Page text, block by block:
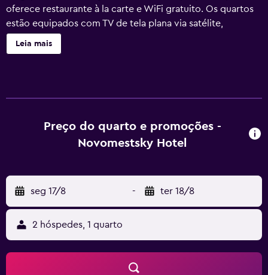
oferece restaurante à la carte e WiFi gratuito. Os quartos
estão equipados com TV de tela plana via satélite,
geladeira e banheiro com chuveiro, secador de cabelo e
toalhas. O café da manhã é servido diariamente. O bairro
localizado a 500 metros da Praça Venceslau, a 1,2 km da
Ponte Carlos e a 2 km do Castelo de Praga. O Rio Moldava
Estação de Metrô Karlovo náměstí está a 350 metros de
distância. Já o Aeroporto de Praga Václav Havel está
localizado a 11 km da propriedade.
Leia mais
Preço do quarto e promoções -
Novomestsky Hotel
seg 17/8 - ter 18/8
2 hóspedes, 1 quarto